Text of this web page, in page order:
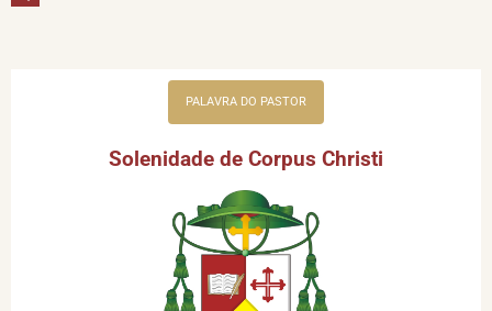
PALAVRA DO PASTOR
Solenidade de Corpus Christi